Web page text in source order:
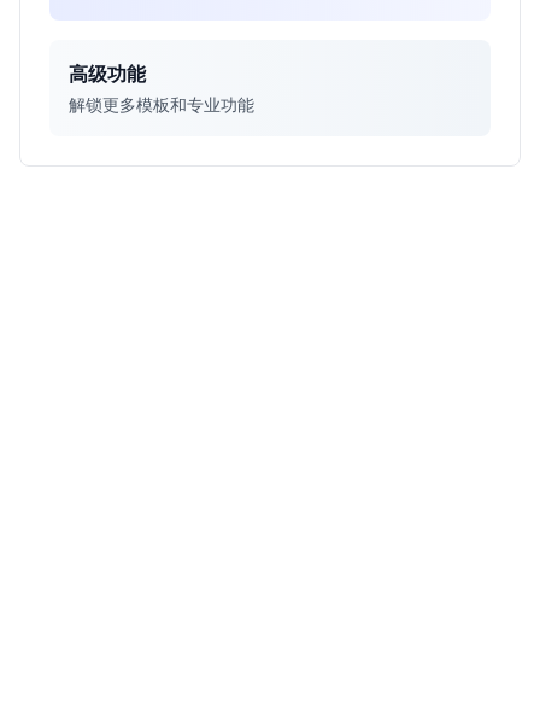
高级功能
解锁更多模板和专业功能